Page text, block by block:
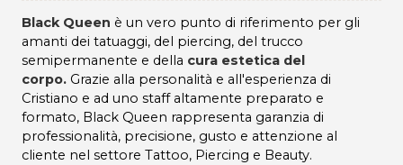
Black Queen è un vero punto di riferimento per gli
amanti dei tatuaggi, del piercing, del trucco
semipermanente e della cura estetica del
corpo. Grazie alla personalità e all'esperienza di
Cristiano e ad uno staff altamente preparato e
formato, Black Queen rappresenta garanzia di
professionalità, precisione, gusto e attenzione al
cliente nel settore Tattoo, Piercing e Beauty.